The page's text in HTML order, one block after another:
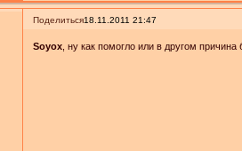
Поделиться18.11.2011 21:47
Soyox , ну как помогло или в другом причина